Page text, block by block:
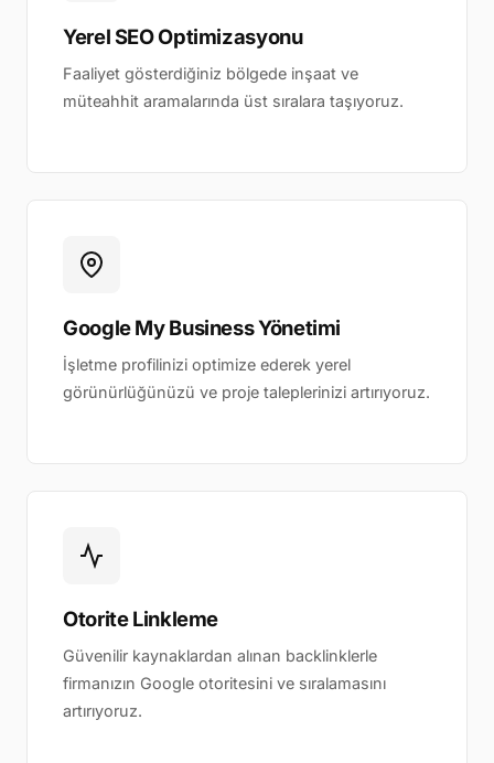
Yerel SEO Optimizasyonu
Faaliyet gösterdiğiniz bölgede inşaat ve
müteahhit aramalarında üst sıralara taşıyoruz.
Google My Business Yönetimi
İşletme profilinizi optimize ederek yerel
görünürlüğünüzü ve proje taleplerinizi artırıyoruz.
Otorite Linkleme
Güvenilir kaynaklardan alınan backlinklerle
firmanızın Google otoritesini ve sıralamasını
artırıyoruz.